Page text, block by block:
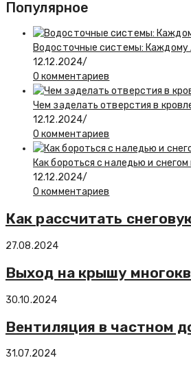
Популярное
Водосточные системы: Каждому
12.12.2024/
0 комментариев
Чем заделать отверстия в
12.12.2024/
0 комментариев
Как бороться с наледью и
12.12.2024/
0 комментариев
Как рассчитать
27.08.2024
Выход на крышу
30.10.2024
Вентиляция в частном
31.07.2024